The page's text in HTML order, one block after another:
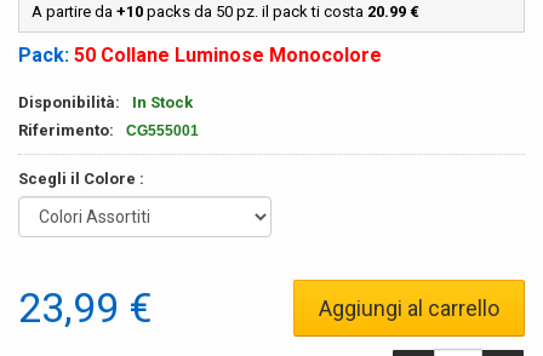
A partire da +10 packs da 50 pz. il pack ti costa 20.99 €
Pack: 50 Collane Luminose Monocolore
Disponibilità:
In Stock
Riferimento:
CG555001
Scegli il Colore :
23,99 € Aggiungi al carrello